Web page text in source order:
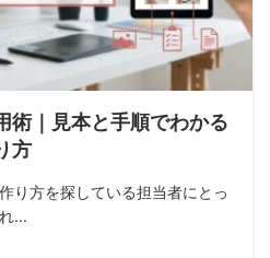
術｜見本と手順でわかる
方
り方を探している担当者にとっ
...